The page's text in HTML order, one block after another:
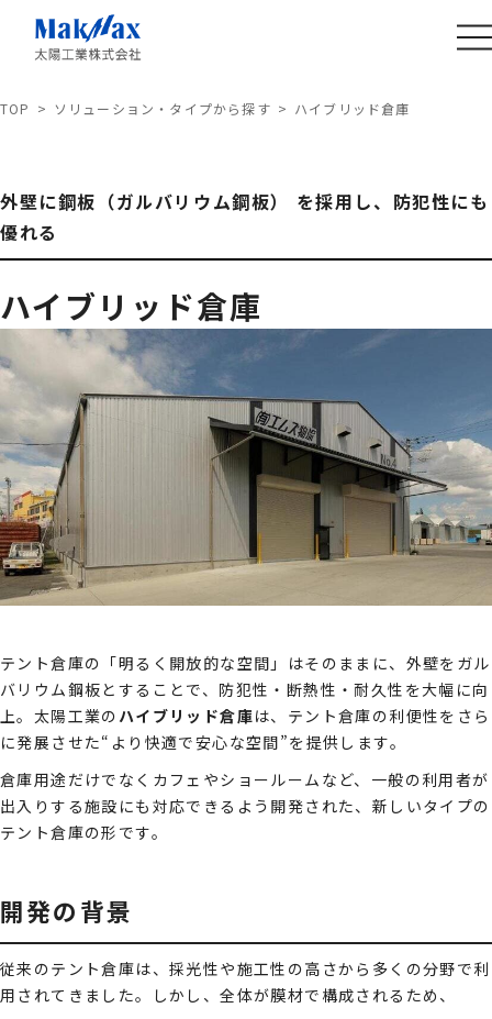
TOP ソリューション・タイプから探す ハイブリッド倉庫
外壁に鋼板（ガルバリウム鋼板） を採用し、防犯性にも
優れる
ハイブリッド倉庫
テント倉庫の「明るく開放的な空間」はそのままに、外壁をガル
バリウム鋼板とすることで、防犯性・断熱性・耐久性を大幅に向
上。太陽工業の ハイブリッド倉庫は、テント倉庫の利便性をさら
に発展させた“より快適で安心な空間”を提供します。
倉庫用途だけでなくカフェやショールームなど、一般の利用者が
出入りする施設にも対応できるよう開発された、新しいタイプの
テント倉庫の形です。
開発の背景
従来のテント倉庫は、採光性や施工性の高さから多くの分野で利
用されてきました。しかし、全体が膜材で構成されるため、